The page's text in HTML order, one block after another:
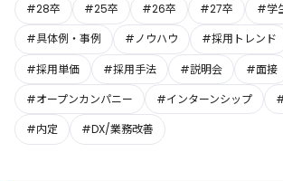
#28卒 #25卒 #26卒 #27卒
#学
#具体例・事例
#ノウハウ #採用トレンド
#採用単価
#採用手法 #説明会
#面接
#オープンカンパニー
#インターンシップ
#内定
#DX/業務改善